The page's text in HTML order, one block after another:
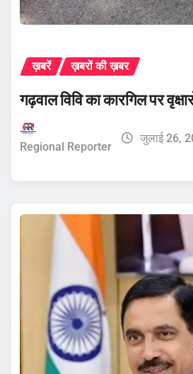
ख़बरें ख़बरों की ख़बर
गढ़वाल विवि का कारगिल पर
Regional Reporter
जुलाई 26,